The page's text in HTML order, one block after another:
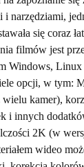
narzędziami,
się coraz
filmów jest
Windows, Linux
opcji, w tym:
kamer),
i innych
2K (w
wideo